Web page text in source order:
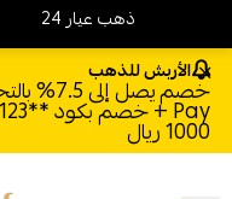
الأربش للذهب
1000 ريال
24 ذهب عيار